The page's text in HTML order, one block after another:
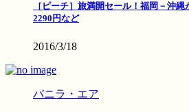
［ピーチ］旅満開セール！福岡－沖
2290円など
2016/3/18
バニラ・エア